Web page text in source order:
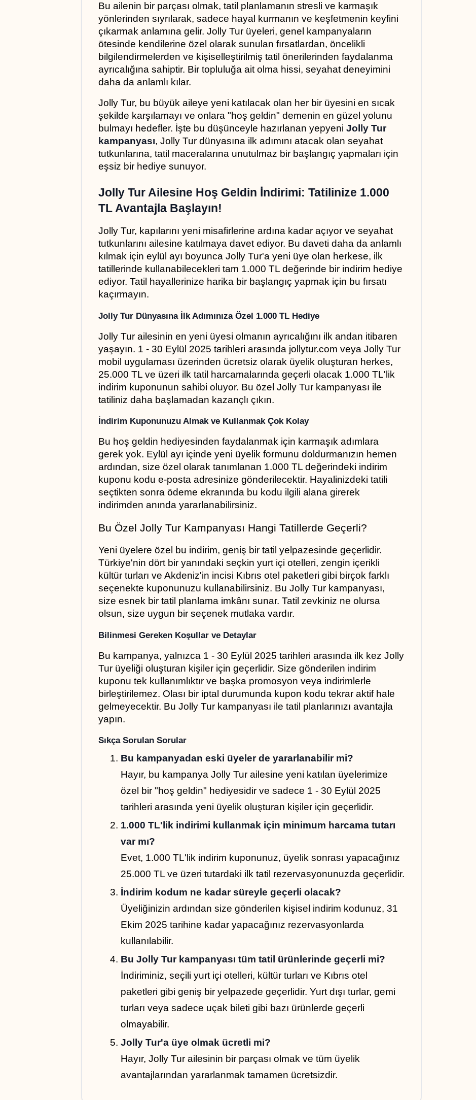
Bu ailenin bir parçası olmak, tatil planlamanın stresli ve karmaşık
yönlerinden sıyrılarak, sadece hayal kurmanın ve keşfetmenin keyfini
çıkarmak anlamına gelir. Jolly Tur üyeleri, genel kampanyaların
ötesinde kendilerine özel olarak sunulan fırsatlardan, öncelikli
bilgilendirmelerden ve kişiselleştirilmiş tatil önerilerinden faydalanma
ayrıcalığına sahiptir. Bir topluluğa ait olma hissi, seyahat deneyimini
daha da anlamlı kılar.
Jolly Tur, bu büyük aileye yeni katılacak olan her bir üyesini en sıcak
şekilde karşılamayı ve onlara "hoş geldin" demenin en güzel yolunu
bulmayı hedefler. İşte bu düşünceyle hazırlanan yepyeni Jolly Tur
kampanyası, Jolly Tur dünyasına ilk adımını atacak olan seyahat
tutkunlarına, tatil maceralarına unutulmaz bir başlangıç yapmaları için
eşsiz bir hediye sunuyor.
Jolly Tur Ailesine Hoş Geldin İndirimi: Tatilinize 1.000
TL Avantajla Başlayın!
Jolly Tur, kapılarını yeni misafirlerine ardına kadar açıyor ve seyahat
tutkunlarını ailesine katılmaya davet ediyor. Bu daveti daha da anlamlı
kılmak için eylül ayı boyunca Jolly Tur'a yeni üye olan herkese, ilk
tatillerinde kullanabilecekleri tam 1.000 TL değerinde bir indirim hediye
ediyor. Tatil hayallerinize harika bir başlangıç yapmak için bu fırsatı
kaçırmayın.
Jolly Tur Dünyasına İlk Adımınıza Özel 1.000 TL Hediye
Jolly Tur ailesinin en yeni üyesi olmanın ayrıcalığını ilk andan itibaren
yaşayın. 1 - 30 Eylül 2025 tarihleri arasında jollytur.com veya Jolly Tur
mobil uygulaması üzerinden ücretsiz olarak üyelik oluşturan herkes,
25.000 TL ve üzeri ilk tatil harcamalarında geçerli olacak 1.000 TL'lik
indirim kuponunun sahibi oluyor. Bu özel Jolly Tur kampanyası ile
tatiliniz daha başlamadan kazançlı çıkın.
İndirim Kuponunuzu Almak ve Kullanmak Çok Kolay
Bu hoş geldin hediyesinden faydalanmak için karmaşık adımlara
gerek yok. Eylül ayı içinde yeni üyelik formunu doldurmanızın hemen
ardından, size özel olarak tanımlanan 1.000 TL değerindeki indirim
kuponu kodu e-posta adresinize gönderilecektir. Hayalinizdeki tatili
seçtikten sonra ödeme ekranında bu kodu ilgili alana girerek
indirimden anında yararlanabilirsiniz.
Bu Özel Jolly Tur Kampanyası Hangi Tatillerde Geçerli?
Yeni üyelere özel bu indirim, geniş bir tatil yelpazesinde geçerlidir.
Türkiye'nin dört bir yanındaki seçkin yurt içi otelleri, zengin içerikli
kültür turları ve Akdeniz'in incisi Kıbrıs otel paketleri gibi birçok farklı
seçenekte kuponunuzu kullanabilirsiniz. Bu Jolly Tur kampanyası,
size esnek bir tatil planlama imkânı sunar. Tatil zevkiniz ne olursa
olsun, size uygun bir seçenek mutlaka vardır.
Bilinmesi Gereken Koşullar ve Detaylar
Bu kampanya, yalnızca 1 - 30 Eylül 2025 tarihleri arasında ilk kez Jolly
Tur üyeliği oluşturan kişiler için geçerlidir. Size gönderilen indirim
kuponu tek kullanımlıktır ve başka promosyon veya indirimlerle
birleştirilemez. Olası bir iptal durumunda kupon kodu tekrar aktif hale
gelmeyecektir. Bu Jolly Tur kampanyası ile tatil planlarınızı avantajla
yapın.
Sıkça Sorulan Sorular
Bu kampanyadan eski üyeler de yararlanabilir mi?
Hayır, bu kampanya Jolly Tur ailesine yeni katılan üyelerimize
özel bir "hoş geldin" hediyesidir ve sadece 1 - 30 Eylül 2025
tarihleri arasında yeni üyelik oluşturan kişiler için geçerlidir.
1.000 TL'lik indirimi kullanmak için minimum harcama tutarı
var mı?
Evet, 1.000 TL'lik indirim kuponunuz, üyelik sonrası yapacağınız
25.000 TL ve üzeri tutardaki ilk tatil rezervasyonunuzda geçerlidir.
İndirim kodum ne kadar süreyle geçerli olacak?
Üyeliğinizin ardından size gönderilen kişisel indirim kodunuz, 31
Ekim 2025 tarihine kadar yapacağınız rezervasyonlarda
kullanılabilir.
Bu Jolly Tur kampanyası tüm tatil ürünlerinde geçerli mi?
İndiriminiz, seçili yurt içi otelleri, kültür turları ve Kıbrıs otel
paketleri gibi geniş bir yelpazede geçerlidir. Yurt dışı turlar, gemi
turları veya sadece uçak bileti gibi bazı ürünlerde geçerli
olmayabilir.
Jolly Tur'a üye olmak ücretli mi?
Hayır, Jolly Tur ailesinin bir parçası olmak ve tüm üyelik
avantajlarından yararlanmak tamamen ücretsizdir.